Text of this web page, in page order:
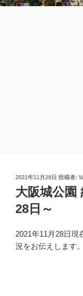
投
日:
2021年11月29日 投稿者:
大阪城公園
28日～
2021年11月28日現
況をお伝えします。